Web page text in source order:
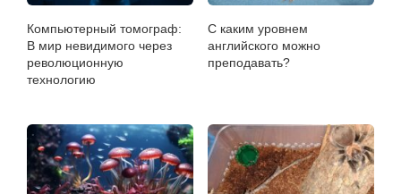
Компьютерный томограф:
В мир невидимого через
революционную
технологию
С каким уровнем
английского можно
преподавать?